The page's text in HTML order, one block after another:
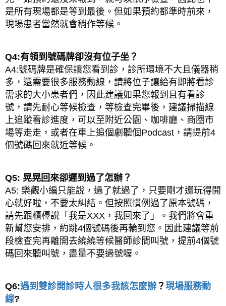
是所有現場都是等到最後。但如果預約都準時前來，
現場患者當然就會稍作等候。
Q4:有領到號碼牌卻沒有位子坐？
A4:號碼牌是確保讓您看到診，診所環境不大且儀器稍
多，還需要很多服務動線，請將位子讓給有即將看診
需求的大小患者們，因此建議如果您報到且有看診
號，請先耐心等候檢查，等檢查完畢後，建議掃描線
上追蹤看診進度，可以至附近公園、咖啡廳、商圈市
場等走走，或者在車上追個劇聽個Podcast，請提前4
個號碼回來就近等候。
Q5: 晃晃回來卻遲到過了怎辦？
A5: 樂觀小編只能說，過了就過了，只要剛才還玩得開
心就好啦，不要太糾結。但按照慣例過了原本號碼，
請先跟櫃檯說「我是XXX，我回來了」。我們將會重
新幫您安排，約跳4個號碼後再輪到您。因此建議等前
段檢查完再離開去繞繞等候醫師診間叫號，提前4個號
碼回來聽叫號，盡量不要過號喔。
Q6:遇到雙診開診時人很多我該怎麼辦 ？ 現場服務動
線?